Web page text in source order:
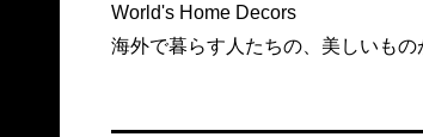
World's Home Decors
海外で暮らす人たちの、美しいもの